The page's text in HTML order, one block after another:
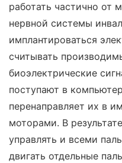
работать частично от
нервной системы
имплантироваться
считывать
биоэлектрические
поступают в
перенаправляет их в
моторами. В
управлять и всеми
двигать отдельные